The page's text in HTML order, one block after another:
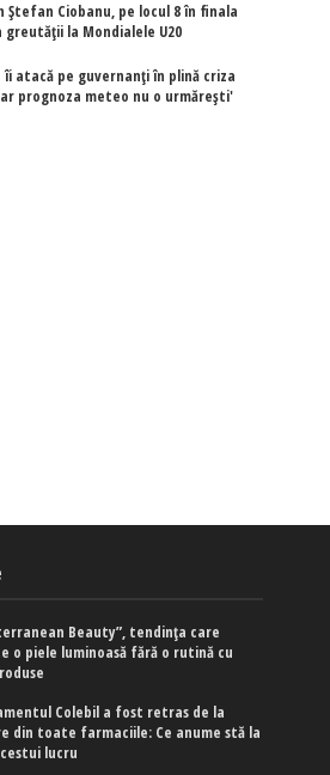
Ciobanu, pe locul 8 în finala
la Mondialele U20
îi atacă pe guvernanți în plină criza
prognoza meteo nu o urmărești'
Beauty”, tendința care
o piele luminoasă fără o rutină cu
Colebil a fost retras de la
din toate farmaciile: Ce anume stă la
lucru